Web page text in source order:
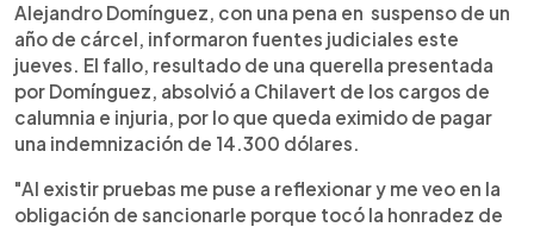
Alejandro Domínguez, con una pena en suspenso de un
año de cárcel, informaron fuentes judiciales este
jueves. El fallo, resultado de una querella presentada
por Domínguez, absolvió a Chilavert de los cargos de
calumnia e injuria, por lo que queda eximido de pagar
una indemnización de 14.300 dólares.
"Al existir pruebas me puse a reflexionar y me veo en la
obligación de sancionarle porque tocó la honradez de